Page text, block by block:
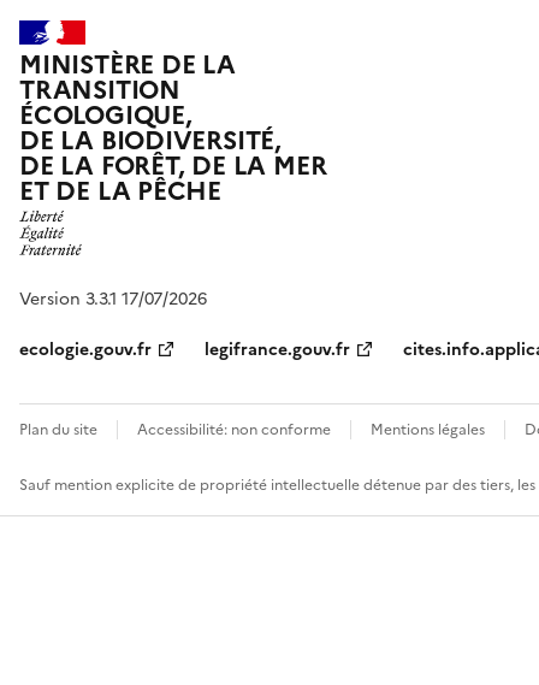
MINISTÈRE DE LA
TRANSITION
ÉCOLOGIQUE,
DE LA BIODIVERSITÉ,
DE LA FORÊT, DE LA MER
ET DE LA PÊCHE
Version 3.3.1 17/07/2026
ecologie.gouv.fr
legifrance.gouv.fr
Plan du site Accessibilité: non conforme Mentions légales
Sauf mention explicite de propriété intellectuelle détenue par des tiers,